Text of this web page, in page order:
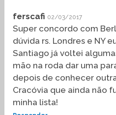
ferscafi 02/03/2017
Super concordo com
dúvida rs. Londres e NY
Santiago já voltei
mão na roda dar uma
depois de conhecer
Cracóvia que ainda não
minha lista!